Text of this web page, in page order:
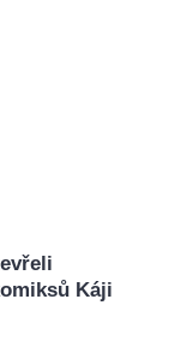
Káji